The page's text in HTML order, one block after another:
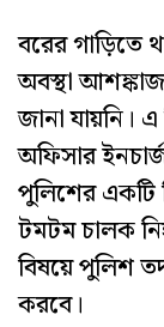
বরের গাড়িতে
অবস্থা
জানা যায়নি।
অফিসার
পুলিশের একটি
টমটম চালক
বিষয়ে পুলিশ
করবে।